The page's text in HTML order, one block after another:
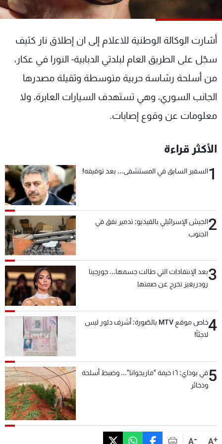
A+
A-
أشارت الوكالة الوطنية للاعلام إلى ان إطلاق نار كثيف
سجّل على الطريق العام لبلدتي الدبابية- النورا في عكار،
من أسلحة رشاسة حربية متوسطة وثقيلة مصدرها
الجانب السوري، وهي تستهدف السيارات العابرة، ولا
معلومات عن وقوع إصابات.
الأكثر قراءة
1السفير السابق في المستشفى... بعد توقيفه!
2الجيش الإسرائيلي بالفيديو: تدمير نفق في
الجنوب
3بعد الإنتقادات التي طالت جسمها... جورجينا
رودريغيز تخرج عن صمتها
4
خاص موقع MTV بالصّورة: أشرف دبّور ليس
لاجئاً!
5
في بوداي: ١٦ خيمة "ماريجوانا"... وضبط أسلحة
وذخائر
عن MTV
الإنـتـاج
لاعلاناتكم
وظائف
تواصل معنا
شروط الإسـتخدام